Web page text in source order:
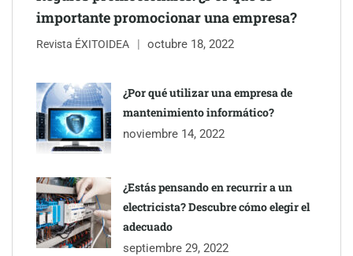
importante promocionar una empresa?
Revista ÉXITOIDEA octubre 18, 2022
¿Por qué utilizar una empresa de
mantenimiento informático?
noviembre 14, 2022
¿Estás pensando en recurrir a un
electricista? Descubre cómo elegir el
adecuado
septiembre 29, 2022